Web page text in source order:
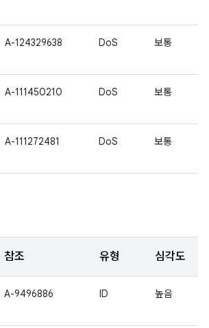
A-124329638 DoS 보통
A-111450210 DoS 보통
A-111272481 DoS 보통
참조 유형 심각도
A-9496886 ID 높음